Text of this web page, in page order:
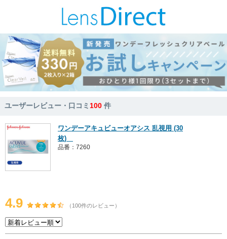
ユーザーレビュー・口コミ100 件
ワンデーアキュビューオアシス 乱視用 (30
枚)
品番：7260
4.9 （100件のレビュー）